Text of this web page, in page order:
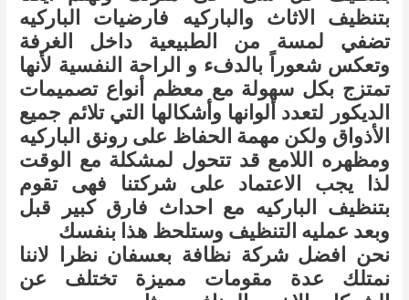
بتنظيف الاثاث والباركيه فارضيات الباركيه
تضفي لمسة من الطبيعية داخل الغرفة
وتعكس شعوراً بالدفء و الراحة النفسية لأنها
تمتزج بكل سهولة مع معظم أنواع تصميمات
الديكور لتعدد ألوانها وأشكالها التي تلائم جميع
الأذواق ولكن مهمة الحفاظ على رونق الباركيه
ومظهره اللامع قد تتحول لمشكلة مع الوقت
لذا يجب الاعتماد على شركتنا فهى تقوم
بتنظيف الباركيه مع احداث فارق كبير قبل
وبعد عمليه التنظيف وستلحظ هذا بنفسك
نحن افضل شركة نظافة بعسفان نظرا لاننا
نمتلك عدة مقومات مميزة تختلف عن